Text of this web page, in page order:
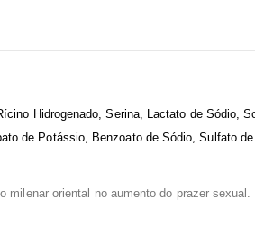
Hidrogenado, Serina, Lactato de Sódio,
de Potássio, Benzoato de Sódio, Sulfato
oriental no aumento do prazer sexual.